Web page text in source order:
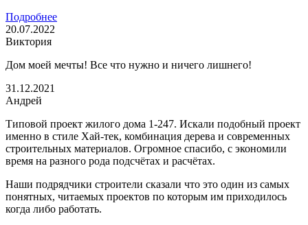
Подробнее
20.07.2022
Виктория
Дом моей мечты! Все что нужно и ничего лишнего!
31.12.2021
Андрей
Типовой проект жилого дома 1-247. Искали подобный проект
именно в стиле Хай-тек, комбинация дерева и современных
строительных материалов. Огромное спасибо, с экономили
время на разного рода подсчётах и расчётах.
Наши подрядчики строители сказали что это один из самых
понятных, читаемых проектов по которым им приходилось
когда либо работать.